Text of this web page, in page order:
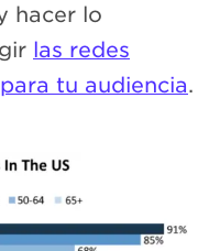
hacer lo
las redes
tu audiencia.